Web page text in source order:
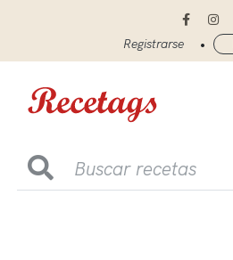
Registrarse •